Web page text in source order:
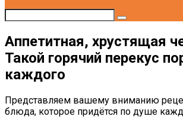
Аппетитная, хрустящая
Такой горячий перекус
каждого
Представляем вашему вниманию
блюда, которое придётся по душе